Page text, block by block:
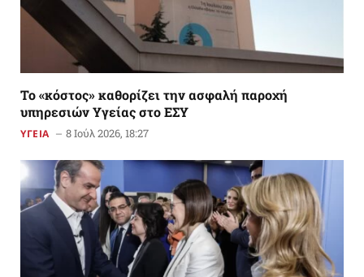
Το «κόστος» καθορίζει την ασφαλή παροχή
υπηρεσιών Υγείας στο ΕΣΥ
ΥΓΕΙΑ 8 Ιούλ 2026, 18:27